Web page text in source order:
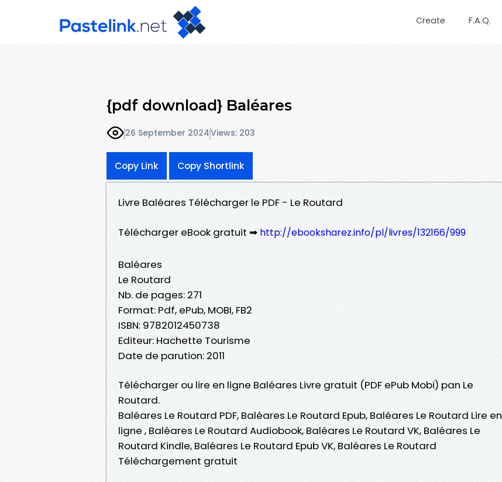
Create F.A.Q.
{pdf download} Baléares
26 September 2024Views: 203
Copy Link Copy Shortlink
Livre Baléares Télécharger le PDF - Le Routard
Télécharger eBook gratuit ➡ http://ebooksharez.info/pl/livres/132166/999
Baléares
Le Routard
Nb. de pages: 271
Format: Pdf, ePub, MOBI, FB2
ISBN: 9782012450738
Editeur: Hachette Tourisme
Date de parution: 2011
Télécharger ou lire en ligne Baléares Livre gratuit (PDF ePub Mobi) pan Le
Routard.
Baléares Le Routard PDF, Baléares Le Routard Epub, Baléares Le Routard Lire en
ligne , Baléares Le Routard Audiobook, Baléares Le Routard VK, Baléares Le
Routard Kindle, Baléares Le Routard Epub VK, Baléares Le Routard
Téléchargement gratuit